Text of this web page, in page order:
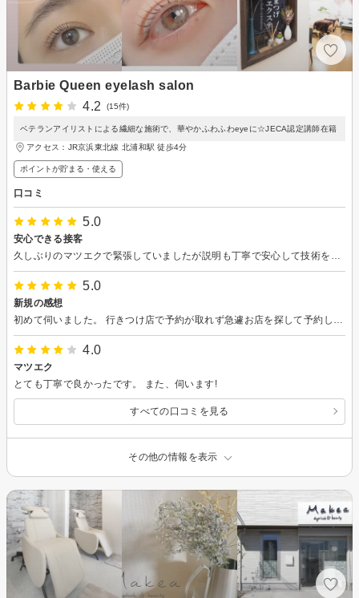
Barbie Queen eyelash salon
4.2
(15件)
ベテランアイリストによる繊細な施術で、華やかふわふわeyeに☆JECA認定講師在籍
アクセス：JR京浜東北線 北浦和駅 徒歩4分
ポイントが貯まる・使える
口コミ
5.0
安心できる接客
5.0
新規の感想
4.0
マツエク
とても丁寧で良かったです。 また、伺います!
すべての口コミを見る
その他の情報を表示